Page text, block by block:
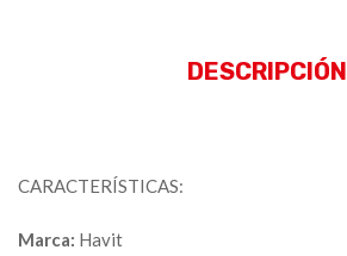
DESCRIPCIÓN
CARACTERÍSTICAS:
Marca: Havit